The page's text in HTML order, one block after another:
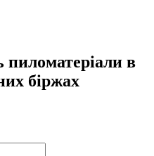
в
біржах